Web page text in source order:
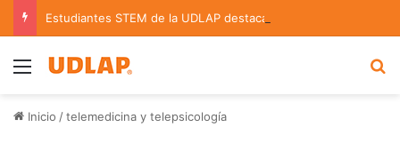
Menu
Inicio /telemedicina y telepsicología